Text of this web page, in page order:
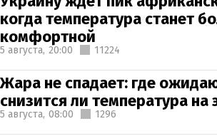
когда температура станет
комфортной
5 августа, 20:00 11224
Жара не спадает: где
снизится ли температура на
5 августа, 08:00 1296